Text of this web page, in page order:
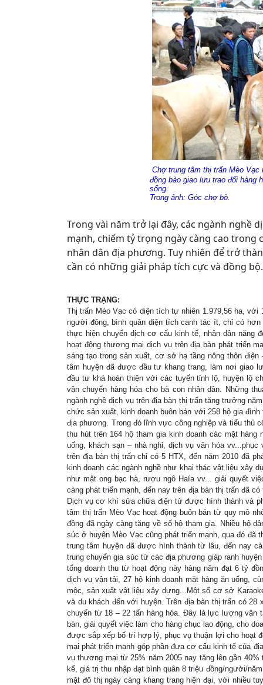
Chợ trung tâm thị trấn Mèo Vạc
đồng bào giao lưu trao đổi hàng
sống.
Trong ảnh: Góc chợ bò.
Trong vài năm trở lại đây, các ngành nghề
mạnh, chiếm tỷ trọng ngày càng cao trong
nhân dân địa phương. Tuy nhiên để trở
cần có những giải pháp tích cực và đồng bộ.
THỰC TRẠNG:
Thị trấn Mèo Vạc có diện tích tự nhiên 1.979,56 ha,
người đông, bình quân diện tích canh tác ít, chỉ có
thực hiện chuyển dịch cơ cấu kinh tế, nhân dân năng
hoạt động thương mại dịch vụ trên địa bàn phát triển
sáng tạo trong sản xuất, cơ sở hạ tầng nông thôn
tâm huyện đã được đầu tư khang trang, làm nơi giao
đầu tư khá hoàn thiện với các tuyến tỉnh lộ, huyện lộ
vận chuyển hàng hóa cho bà con nhân dân. Những
ngành nghề dịch vụ trên địa bàn thị trấn tăng trưởng
chức sản xuất, kinh doanh buôn bán với 258 hộ gia
địa phương. Trong đó lĩnh vực công nghiệp và tiểu thủ
thu hút trên 164 hộ tham gia kinh doanh các mặt
uống, khách sạn – nhà nghỉ, dịch vụ văn hóa
trên địa bàn thị trấn chỉ có 5 HTX, đến năm 2010 đã
kinh doanh các ngành nghề như khai thác vật liệu xây
như mật o­ng bạc hà, rượu ngô Haía vv... giải quyết
càng phát triển mạnh, đến nay trên địa bàn thị trấn đã
Dịch vụ cơ khí sửa chữa điện tử được hình thành và
tâm thị trấn Mèo Vạc hoạt động buôn bán từ quy mô
đồng đã ngày càng tăng về số hộ tham gia. Nhiều hộ
súc ở huyện Mèo Vạc cũng phát triển mạnh, qua đó đã
trung tâm huyện đã được hình thành từ lâu, đến nay
trung chuyển gia súc từ các địa phương giáp ranh
tổng doanh thu từ hoạt động này hàng năm đạt 6 tỷ
dịch vụ vận tải, 27 hộ kinh doanh mặt hàng ăn uống,
mộc, sản xuất vật liệu xây dựng...Một số cơ sở
và du khách đến với huyện. Trên địa bàn thị trấn có
chuyển từ 18 – 22 tấn hàng hóa. Đây là lực lượng vận
bàn, giải quyết việc làm cho hàng chục lao động, cho
được sắp xếp bố trí hợp lý, phục vụ thuận lợi cho hoạt
mại phát triển mạnh góp phần đưa cơ cấu kinh tế của
vụ thương mại từ 25% năm 2005 nay tăng lên gần
kể, giá trị thu nhập đạt bình quân 8 triệu đồng/người/
mặt đô thị ngày càng khang trang hiện đại, với nhiều